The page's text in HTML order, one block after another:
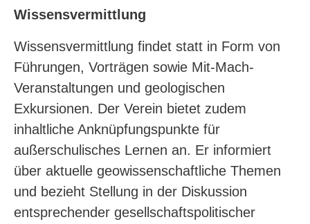
Wissensvermittlung
Wissensvermittlung findet statt in Form von
Führungen, Vorträgen sowie Mit-Mach-
Veranstaltungen und geologischen
Exkursionen. Der Verein bietet zudem
inhaltliche Anknüpfungspunkte für
außerschulisches Lernen an. Er informiert
über aktuelle geowissenschaftliche Themen
und bezieht Stellung in der Diskussion
entsprechender gesellschaftspolitischer